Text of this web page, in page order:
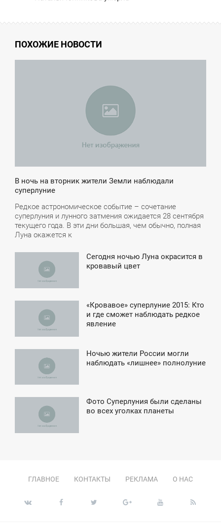
ПОХОЖИЕ НОВОСТИ
В ночь на вторник жители Земли наблюдали
суперлуние
Редкое астрономическое событие – сочетание
суперлуния и лунного затмения ожидается 28 сентября
текущего года. В эти дни большая, чем обычно, полная
Луна окажется к
Сегодня ночью Луна окрасится в
кровавый цвет
«Кровавое» суперлуние 2015: Кто
и где сможет наблюдать редкое
явление
Ночью жители России могли
наблюдать «лишнее» полнолуние
Фото Суперлуния были сделаны
во всех уголках планеты
ГЛАВНОЕ КОНТАКТЫ РЕКЛАМА О НАС